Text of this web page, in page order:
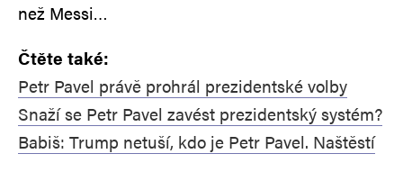
než Messi…
Čtěte také:
Petr Pavel právě prohrál prezidentské volby
Snaží se Petr Pavel zavést prezidentský systém?
Babiš: Trump netuší, kdo je Petr Pavel. Naštěstí